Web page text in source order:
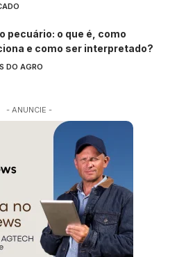
pecuário: o que é, como
e como ser interpretado?
DO AGRO
- ANUNCIE -